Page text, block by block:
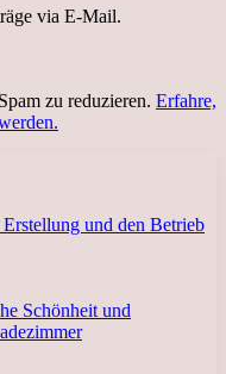
via E-Mail.
zu reduzieren. Erfahre,
und den Betrieb
Schönheit und